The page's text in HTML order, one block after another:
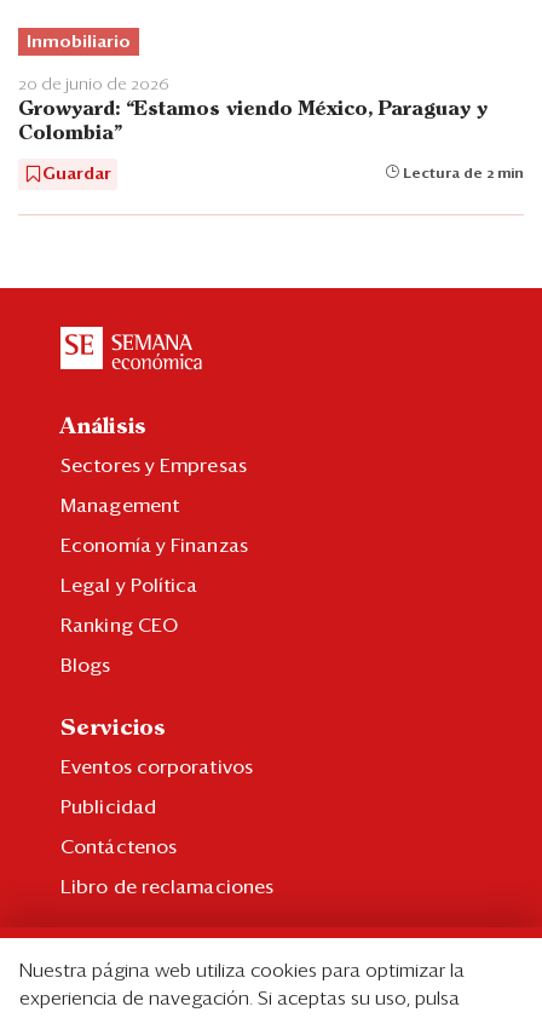
Inmobiliario
20 de junio de 2026
Growyard: “Estamos viendo México, Paraguay y
Colombia”
Guardar Lectura de 2 min
Análisis
Sectores y Empresas
Management
Economía y Finanzas
Legal y Política
Ranking CEO
Blogs
Servicios
Eventos corporativos
Publicidad
Contáctenos
Libro de reclamaciones
Suscripción individual
Nuestra página web utiliza cookies para optimizar la
experiencia de navegación. Si aceptas su uso, pulsa